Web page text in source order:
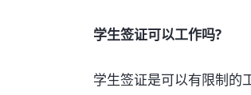
学生签证可以工作吗?
学生签证是可以有限制的